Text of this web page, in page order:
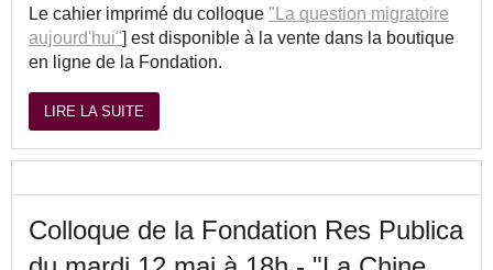
Le cahier imprimé du colloque "La question migratoire
aujourd'hui"] est disponible à la vente dans la boutique
en ligne de la Fondation.
LIRE LA SUITE
Colloque de la Fondation Res Publica